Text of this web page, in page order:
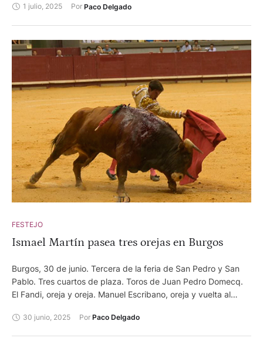
1 julio, 2025 Por Paco Delgado
FESTEJO
Ismael Martín pasea tres orejas en Burgos
Burgos, 30 de junio. Tercera de la feria de San Pedro y San
Pablo. Tres cuartos de plaza. Toros de Juan Pedro Domecq.
El Fandi, oreja y oreja. Manuel Escribano, oreja y vuelta al
30 junio, 2025 Por Paco Delgado